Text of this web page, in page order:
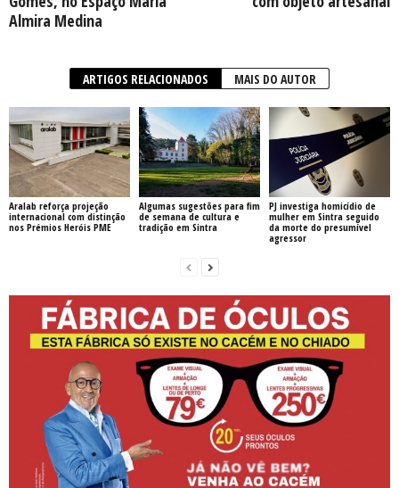
Almira Medina
ARTIGOS RELACIONADOS MAIS DO AUTOR
Aralab reforça projeção
internacional com distinção
nos Prémios Heróis PME
Algumas sugestões para fim
de semana de cultura e
tradição em Sintra
PJ investiga homicídio de
mulher em Sintra seguido
da morte do presumível
agressor